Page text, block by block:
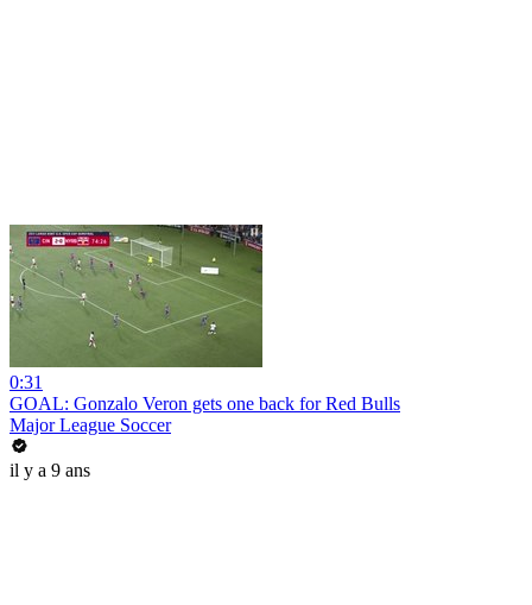
0:31
GOAL: Gonzalo Veron gets one back for Red Bulls
Major League Soccer
il y a 9 ans